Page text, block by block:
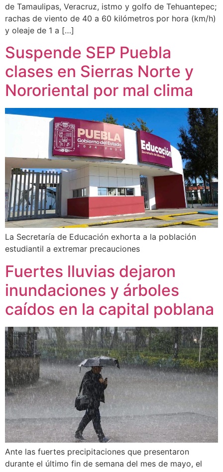
de Tamaulipas, Veracruz, istmo y golfo de Tehuantepec;
rachas de viento de 40 a 60 kilómetros por hora (km/h)
y oleaje de 1 a […]
Suspende SEP Puebla
clases en Sierras Norte y
Nororiental por mal clima
La Secretaría de Educación exhorta a la población
estudiantil a extremar precauciones
Fuertes lluvias dejaron
inundaciones y árboles
caídos en la capital poblana
Ante las fuertes precipitaciones que presentaron
durante el último fin de semana del mes de mayo, el